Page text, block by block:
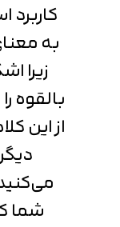
کاربرد
به
زیرا
بالقوه
از این
شما